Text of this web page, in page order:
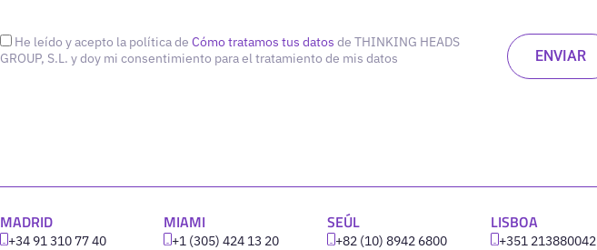
He leído y acepto la política de Cómo tratamos tus datos de THINKING HEADS
GROUP, S.L. y doy mi consentimiento para el tratamiento de mis datos
MADRID
+34 91 310 77 40
MIAMI
+1 (305) 424 13 20
SEÚL
+82 (10) 8942 6800
LISBOA
‪+351 213880042